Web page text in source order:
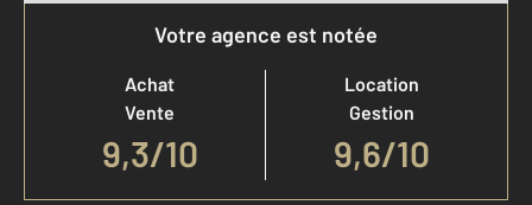
Votre agence est notée
Achat
Vente
9,3/10
Location
Gestion
9,6/10